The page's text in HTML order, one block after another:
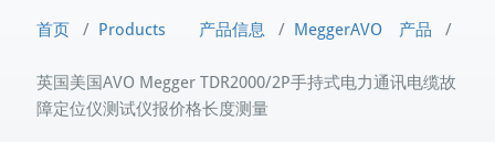
首页 / Products 产品信息 / MeggerAVO 产品 /
英国美国AVO Megger TDR2000/2P手持式电力通讯电缆故
障定位仪测试仪报价格长度测量